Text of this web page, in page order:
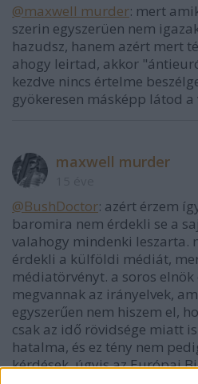
@maxwell murder: mert
szerin egyszerüen nem
hazudsz, hanem azért mert
ahogy leirtad, akkor
kezdve nincs értelme
gyökeresen másképp látod
maxwell murder
@BushDoctor: azért érzem
baromira nem érdekli se a
valahogy mindenki leszarta.
érdekli a külföldi médiát,
médiatörvényt. a soros
megvannak az irányelvek,
egyszerűen nem hiszem el,
csak az idő rövidsége miatt
hatalma, és ez tény nem
kérdések, úgyis az Európai